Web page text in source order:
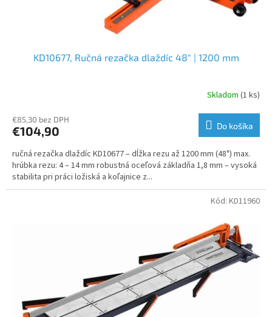
KD10677, Ručná rezačka dlaždíc 48" | 1200 mm
Skladom (1 ks)
€85,30 bez DPH
€104,90 Do košíka
ručná rezačka dlaždíc KD10677 – dĺžka rezu až 1200 mm (48") max.
hrúbka rezu: 4 – 14 mm robustná oceľová základňa 1,8 mm – vysoká
stabilita pri práci ložiská a koľajnice z...
Kód: KD11960